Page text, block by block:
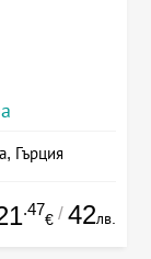
Гърция
.47
€ / 42лв.